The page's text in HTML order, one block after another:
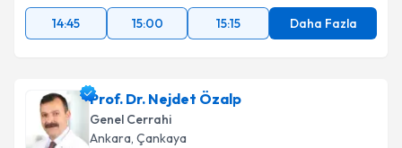
14:45
15:00 15:15 Daha Fazla
Prof. Dr. Nejdet Özalp
Genel Cerrahi
Ankara, Çankaya